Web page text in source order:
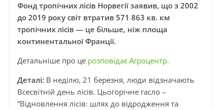
Фонд тропічних лісів Норвегії заявив, що з 2002
до 2019 року світ втратив 571 863 кв. км
тропічних лісів — це більше, ніж площа
континентальної Франції.
Детальніше про це розповідає Агроцентр.
Деталі: В неділю, 21 березня, люди відзначають
Всесвітній день лісів. Цьогорічне гасло –
“Відновлення лісів: шлях до відродження та